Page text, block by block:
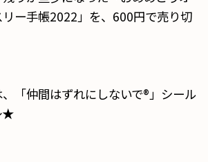
ー手帳2022」を、600円で売り切
「仲間はずれにしないで®」シール
★